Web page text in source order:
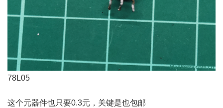
78L05
这个元器件也只要0.3元，关键是也包邮